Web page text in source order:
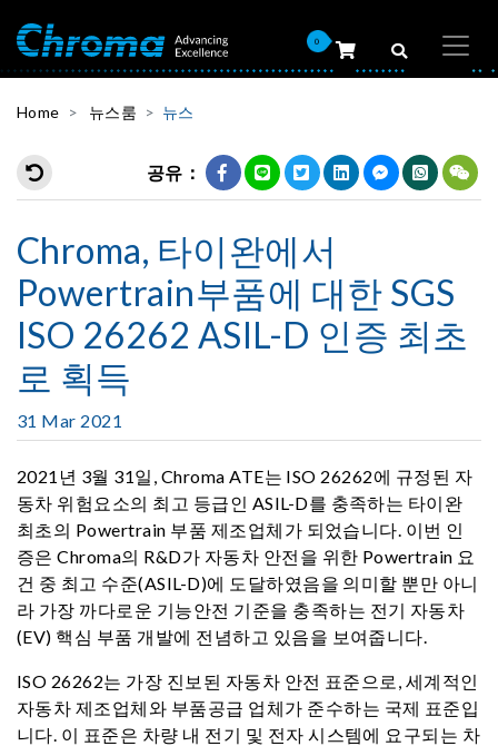
0
Home 뉴스룸 뉴스
공유：
Chroma, 타이완에서
Powertrain부품에 대한 SGS
ISO 26262 ASIL-D 인증 최초
로 획득
31 Mar 2021
2021년 3월 31일, Chroma ATE는 ISO 26262에 규정된 자
동차 위험요소의 최고 등급인 ASIL-D를 충족하는 타이완
최초의 Powertrain 부품 제조업체가 되었습니다. 이번 인
증은 Chroma의 R&D가 자동차 안전을 위한 Powertrain 요
건 중 최고 수준(ASIL-D)에 도달하였음을 의미할 뿐만 아니
라 가장 까다로운 기능안전 기준을 충족하는 전기 자동차
(EV) 핵심 부품 개발에 전념하고 있음을 보여줍니다.
ISO 26262는 가장 진보된 자동차 안전 표준으로, 세계적인
자동차 제조업체와 부품공급 업체가 준수하는 국제 표준입
니다. 이 표준은 차량 내 전기 및 전자 시스템에 요구되는 차